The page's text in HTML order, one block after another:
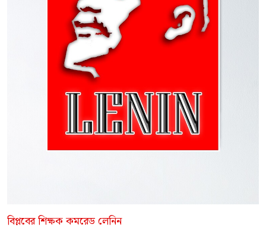
বিপ্লবের শিক্ষক কমরেড লেনিন